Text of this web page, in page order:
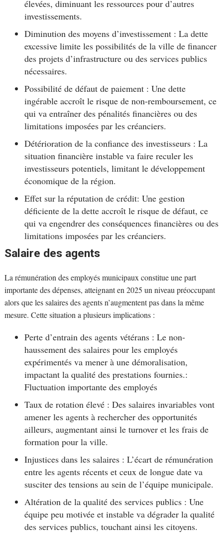
élevées, diminuant les ressources pour d’autres
investissements.
Diminution des moyens d’investissement : La dette
excessive limite les possibilités de la ville de financer
des projets d’infrastructure ou des services publics
nécessaires.
Possibilité de défaut de paiement : Une dette
ingérable accroît le risque de non-remboursement, ce
qui va entraîner des pénalités financières ou des
limitations imposées par les créanciers.
Détérioration de la confiance des investisseurs : La
situation financière instable va faire reculer les
investisseurs potentiels, limitant le développement
économique de la région.
Effet sur la réputation de crédit: Une gestion
déficiente de la dette accroît le risque de défaut, ce
qui va engendrer des conséquences financières ou des
limitations imposées par les créanciers.
Salaire des agents
La rémunération des employés municipaux constitue une part
importante des dépenses, atteignant en 2025 un niveau préoccupant
alors que les salaires des agents n’augmentent pas dans la même
mesure. Cette situation a plusieurs implications :
Perte d’entrain des agents vétérans : Le non-
haussement des salaires pour les employés
expérimentés va mener à une démoralisation,
impactant la qualité des prestations fournies.:
Fluctuation importante des employés
Taux de rotation élevé : Des salaires invariables vont
amener les agents à rechercher des opportunités
ailleurs, augmentant ainsi le turnover et les frais de
formation pour la ville.
Injustices dans les salaires : L’écart de rémunération
entre les agents récents et ceux de longue date va
susciter des tensions au sein de l’équipe municipale.
Altération de la qualité des services publics : Une
équipe peu motivée et instable va dégrader la qualité
des services publics, touchant ainsi les citoyens.